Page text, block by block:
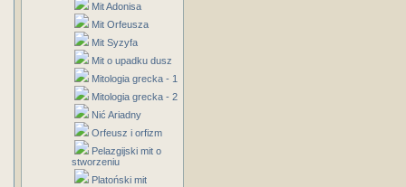
Mit Adonisa
Mit Orfeusza
Mit Syzyfa
Mit o upadku dusz
Mitologia grecka - 1
Mitologia grecka - 2
Nić Ariadny
Orfeusz i orfizm
Pelazgijski mit o
stworzeniu
Platoński mit